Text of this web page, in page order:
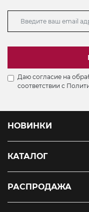
Даю согласие на
соответствии с
НОВИНКИ
КАТАЛОГ
РАСПРОДАЖА